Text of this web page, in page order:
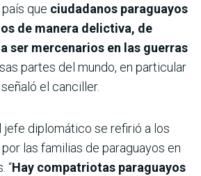
que ciudadanos paraguayos
de manera delictiva, de
ser mercenarios en las guerras
partes del mundo, en particular
el canciller.
jefe diplomático se refirió a los
las familias de paraguayos en
“Hay compatriotas paraguayos